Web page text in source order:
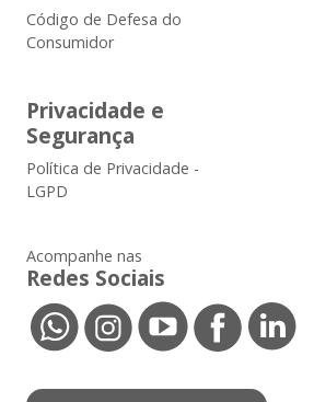
Código de Defesa do
Consumidor
Privacidade e
Segurança
Política de Privacidade -
LGPD
Acompanhe nas
Redes Sociais